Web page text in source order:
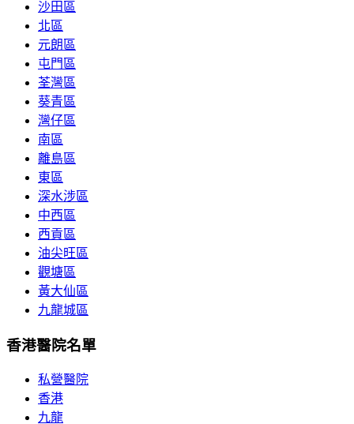
沙田區
北區
元朗區
屯門區
荃灣區
葵青區
灣仔區
南區
離島區
東區
深水涉區
中西區
西貢區
油尖旺區
觀塘區
黃大仙區
九龍城區
香港醫院名單
私營醫院
香港
九龍